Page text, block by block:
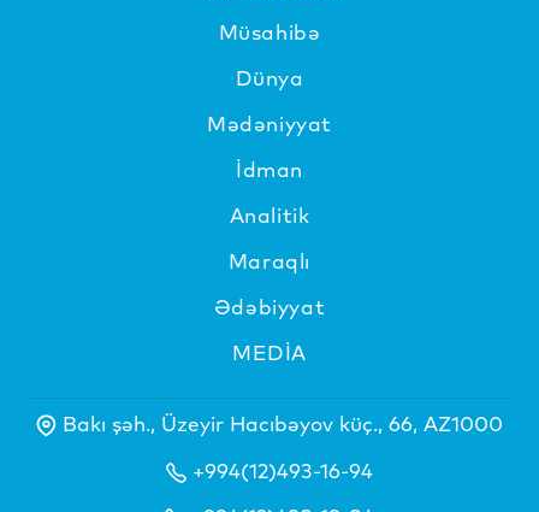
Müsahibə
Dünya
Mədəniyyat
İdman
Analitik
Maraqlı
Ədəbiyyat
MEDİA
Bakı şəh., Üzeyir Hacıbəyov küç., 66, AZ1000
+994(12)493-16-94